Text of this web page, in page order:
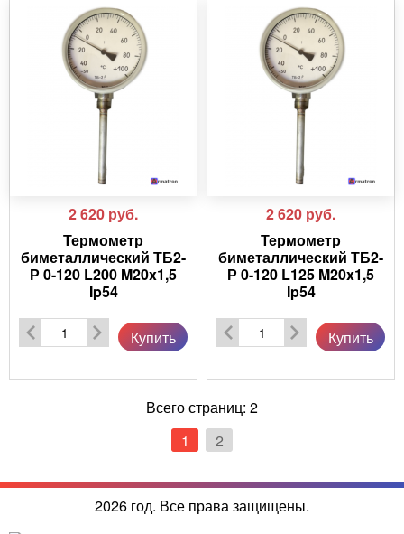
2 620 руб.
Термометр
биметаллический ТБ2-
Р 0-120 L200 M20x1,5
Ip54
Купить
2 620 руб.
Термометр
биметаллический ТБ2-
Р 0-120 L125 M20x1,5
Ip54
Купить
Всего страниц: 2
1
2
2026 год. Все права защищены.